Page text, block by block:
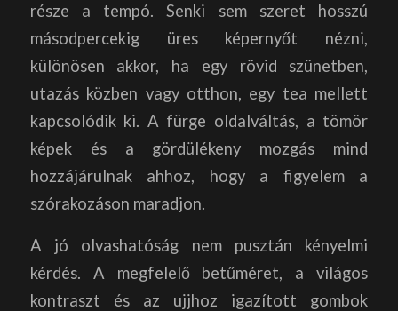
része a tempó. Senki sem szeret hosszú
másodpercekig üres képernyőt nézni,
különösen akkor, ha egy rövid szünetben,
utazás közben vagy otthon, egy tea mellett
kapcsolódik ki. A fürge oldalváltás, a tömör
képek és a gördülékeny mozgás mind
hozzájárulnak ahhoz, hogy a figyelem a
szórakozáson maradjon.
A jó olvashatóság nem pusztán kényelmi
kérdés. A megfelelő betűméret, a világos
kontraszt és az ujjhoz igazított gombok